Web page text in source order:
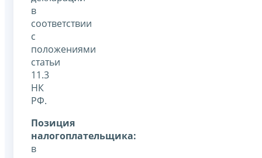
в
соответствии
с
положениями
статьи
11.3
НК
РФ.
Позиция
налогоплательщика:
в